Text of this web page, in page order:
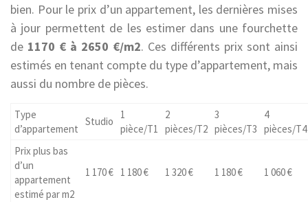
bien. Pour le prix d’un appartement, les dernières mises
à jour permettent de les estimer dans une fourchette
de 1170 € à 2650 €/m2. Ces différents prix sont ainsi
estimés en tenant compte du type d’appartement, mais
aussi du nombre de pièces.
Type
d’appartement
Studio
1
pièce/T1
2
pièces/T2
3
pièces/T3
4
pièces/T4
Prix plus bas
d’un
appartement
estimé par m2
1 170 € 1 180 € 1 320 € 1 180 € 1 060 €